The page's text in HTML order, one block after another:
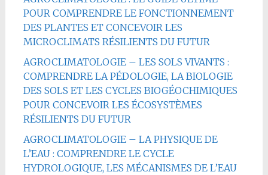
POUR COMPRENDRE LE FONCTIONNEMENT
DES PLANTES ET CONCEVOIR LES
MICROCLIMATS RÉSILIENTS DU FUTUR
AGROCLIMATOLOGIE – LES SOLS VIVANTS :
COMPRENDRE LA PÉDOLOGIE, LA BIOLOGIE
DES SOLS ET LES CYCLES BIOGÉOCHIMIQUES
POUR CONCEVOIR LES ÉCOSYSTÈMES
RÉSILIENTS DU FUTUR
AGROCLIMATOLOGIE – LA PHYSIQUE DE
L’EAU : COMPRENDRE LE CYCLE
HYDROLOGIQUE, LES MÉCANISMES DE L’EAU